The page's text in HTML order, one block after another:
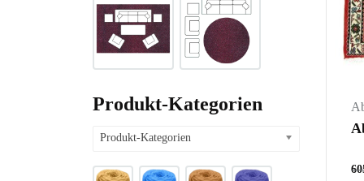
Produkt-Kategorien
Produkt-Kategorien